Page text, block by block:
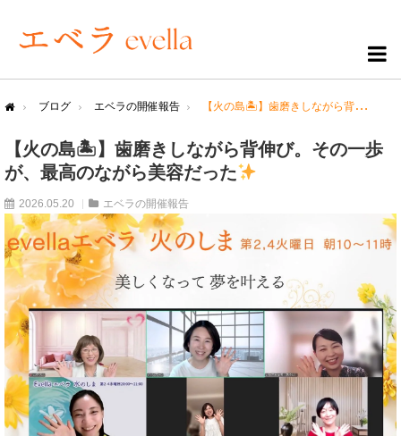
ブログ エベラの開催報告 【火の島🏝】歯磨きしながら背伸び。その一歩が、最高のながら美容だった
【火の島🏝】歯磨きしながら背伸び。その一歩
が、最高のながら美容だった
2026.05.20 エベラの開催報告